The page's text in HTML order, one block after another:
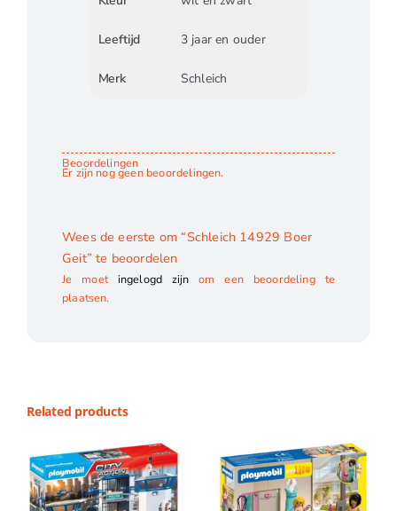
Leeftijd 3 jaar en ouder
Merk Schleich
Beoordelingen
Er zijn nog geen beoordelingen.
Wees de eerste om “Schleich 14929 Boer
Geit” te beoordelen
Je moet ingelogd zijn om een beoordeling te
plaatsen.
Related products